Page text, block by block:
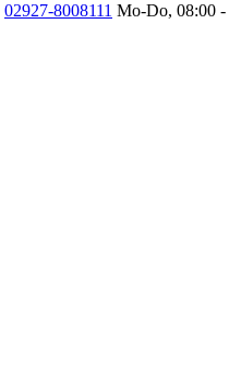
02927-8008111 Mo-Do, 08:00 -